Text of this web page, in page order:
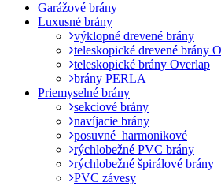
Garážové brány
Luxusné brány
výklopné drevené brány
teleskopické drevené brány
teleskopické brány Overlap
brány PERLA
Priemyselné brány
sekciové brány
navíjacie brány
posuvné_harmonikové
rýchlobežné PVC brány
rýchlobežné špirálové brány
PVC závesy